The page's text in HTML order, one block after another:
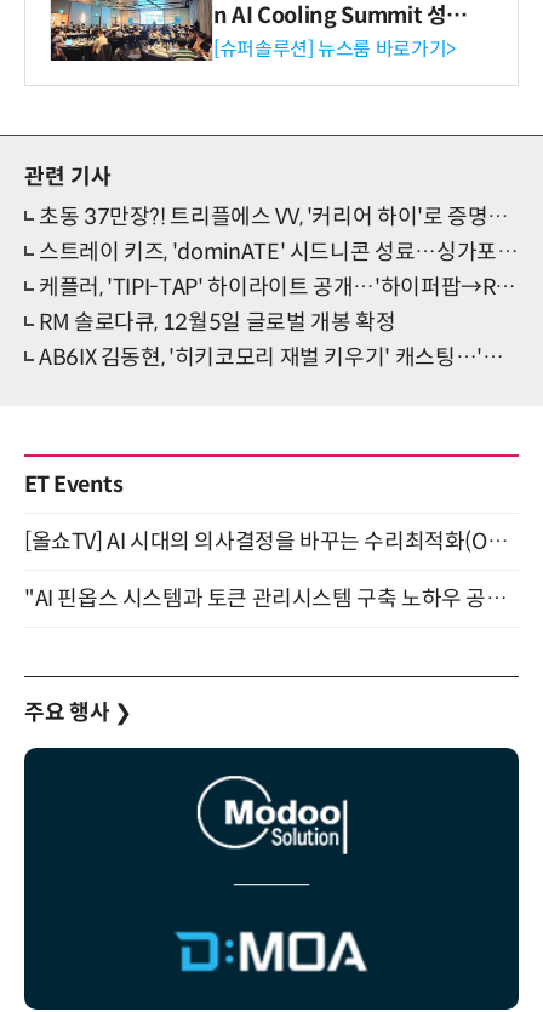
n AI Cooling Summit 성황
리 성료
[슈퍼솔루션] 뉴스룸 바로가기>
관련 기사
초동 37만장?! 트리플에스 VV, '커리어 하이'로 증명한 '압도적 성장세'
스트레이 키즈, 'dominATE' 시드니콘 성료…싱가포르·멜버른 이어 '스타디움 아티스트' 존재감
케플러, 'TIPI-TAP' 하이라이트 공개…'하이퍼팝→R&B' 새 핑크빛 무드
RM 솔로다큐, 12월5일 글로벌 개봉 확정
AB6IX 김동현, '히키코모리 재벌 키우기' 캐스팅…'단독 주연'
ET Events
[올쇼TV] AI 시대의 의사결정을 바꾸는 수리최적화(Optimization) 소개 (8/20 생방송)
"AI 핀옵스 시스템과 토큰 관리시스템 구축 노하우 공개" 잠실 한국광고문화회관 2층 대회의실 (8/21)
주요 행사 ❯